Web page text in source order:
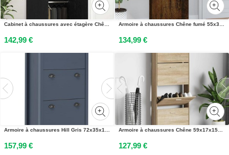
Cabinet à chaussures avec étagère Chêne noir 80 x 39 x 178 cm
142,99 €
Armoire à chaussures Chêne fumé 55x35x108 cm Bois dingénierie
134,99 €
Armoire à chaussures Hill Gris 72x35x124 cm Bois de pin solide
157,99 €
Armoire à chaussures Chêne 59x17x150 cm Bois dingénierie
127,99 €